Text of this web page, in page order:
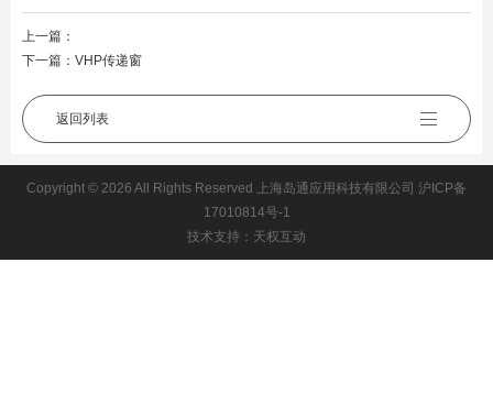
上一篇：
下一篇： VHP传递窗
返回列表
Copyright © 2026 All Rights Reserved 上海岛通应用科技有限公司 沪ICP备
17010814号-1
技术支持：天权互动